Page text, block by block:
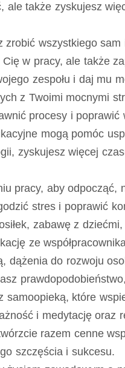
także zyskujesz
wszystkiego
w pracy, ale także
zespołu i daj mu
z Twoimi mocnymi
procesy i
mogą pomóc
zyskujesz więcej
pracy, aby odpocząć,
stres i poprawić
zabawę z
ze
do rozwoju
samoopieką, które
i medytację oraz
razem cenne
szczęścia i sukcesu.